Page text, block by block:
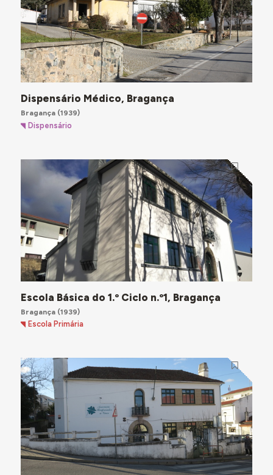
Dispensário Médico, Bragança
Bragança(1939)
Dispensário
Escola Básica do 1.º Ciclo n.º1, Bragança
Bragança(1939)
Escola Primária